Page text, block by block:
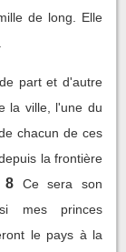
de long. Elle
part et d'autre
la ville, l'une du
chacun de ces
la frontière
8
Ce sera son
mes princes
le pays à la